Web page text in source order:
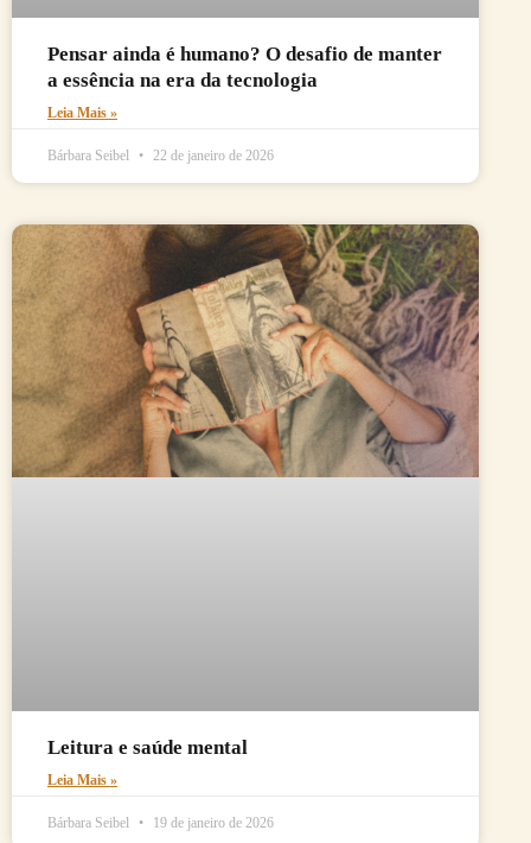
Pensar ainda é humano? O desafio de manter
a essência na era da tecnologia
Leia Mais »
Bárbara Seibel 22 de janeiro de 2026
Leitura e saúde mental
Leia Mais »
Bárbara Seibel 19 de janeiro de 2026